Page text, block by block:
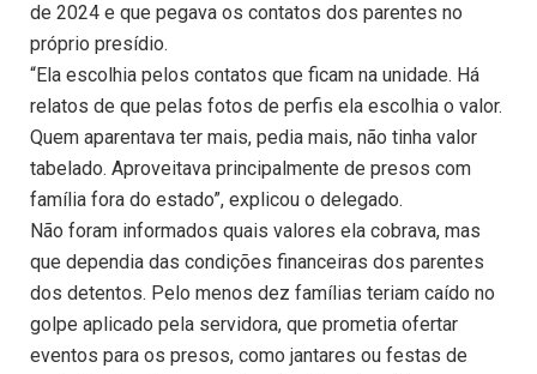
de 2024 e que pegava os contatos dos parentes no
próprio presídio.
“Ela escolhia pelos contatos que ficam na unidade. Há
relatos de que pelas fotos de perfis ela escolhia o valor.
Quem aparentava ter mais, pedia mais, não tinha valor
tabelado. Aproveitava principalmente de presos com
família fora do estado”, explicou o delegado.
Não foram informados quais valores ela cobrava, mas
que dependia das condições financeiras dos parentes
dos detentos. Pelo menos dez famílias teriam caído no
golpe aplicado pela servidora, que prometia ofertar
eventos para os presos, como jantares ou festas de